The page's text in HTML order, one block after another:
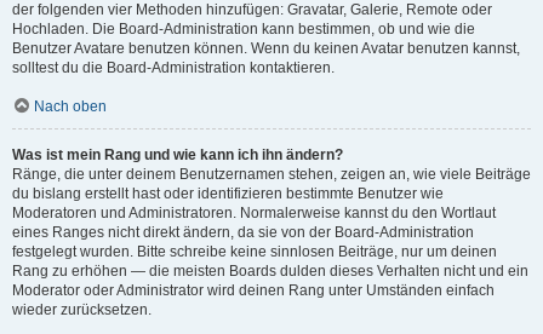
der folgenden vier Methoden hinzufügen: Gravatar, Galerie, Remote oder
Hochladen. Die Board-Administration kann bestimmen, ob und wie die
Benutzer Avatare benutzen können. Wenn du keinen Avatar benutzen kannst,
solltest du die Board-Administration kontaktieren.
Nach oben
Was ist mein Rang und wie kann ich ihn ändern?
Ränge, die unter deinem Benutzernamen stehen, zeigen an, wie viele Beiträge
du bislang erstellt hast oder identifizieren bestimmte Benutzer wie
Moderatoren und Administratoren. Normalerweise kannst du den Wortlaut
eines Ranges nicht direkt ändern, da sie von der Board-Administration
festgelegt wurden. Bitte schreibe keine sinnlosen Beiträge, nur um deinen
Rang zu erhöhen — die meisten Boards dulden dieses Verhalten nicht und ein
Moderator oder Administrator wird deinen Rang unter Umständen einfach
wieder zurücksetzen.